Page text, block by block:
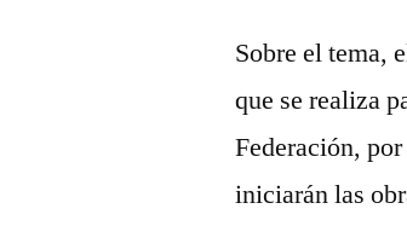
Sobre el tema,
que se realiza
Federación,
iniciarán las